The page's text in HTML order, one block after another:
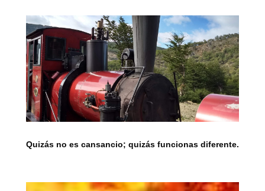
Quizás no es cansancio; quizás funcionas diferente.